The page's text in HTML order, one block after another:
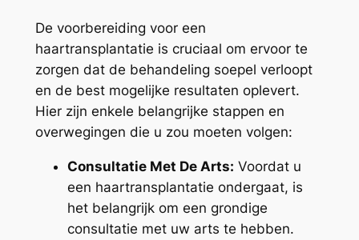
De voorbereiding voor een
haartransplantatie is cruciaal om ervoor te
zorgen dat de behandeling soepel verloopt
en de best mogelijke resultaten oplevert.
Hier zijn enkele belangrijke stappen en
overwegingen die u zou moeten volgen:
Consultatie Met De Arts: Voordat u
een haartransplantatie ondergaat, is
het belangrijk om een grondige
consultatie met uw arts te hebben.